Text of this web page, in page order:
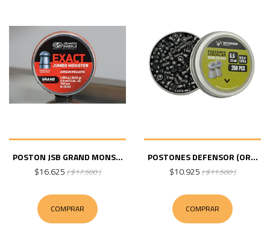
POSTON JSB GRAND MONS...
$16.625 ( $17.500 )
COMPRAR
POSTONES DEFENSOR (OR...
$10.925 ( $11.500 )
COMPRAR